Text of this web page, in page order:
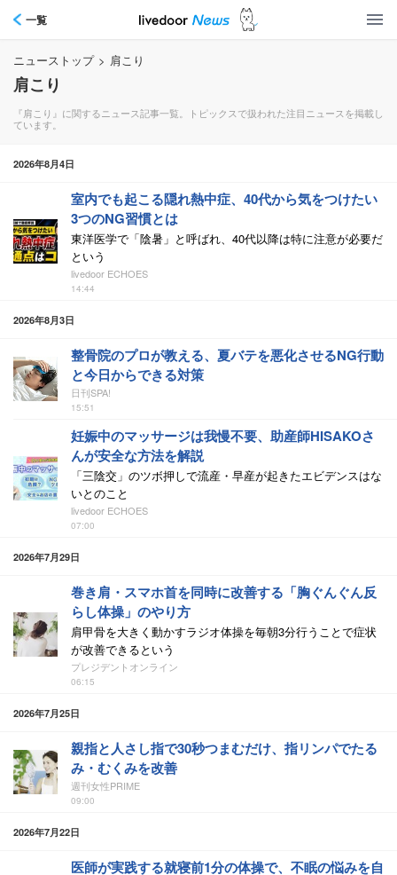
一覧
ニューストップ > 肩こり
肩こり
『肩こり』に関するニュース記事一覧。トピックスで扱われた注目ニュースを掲載し
ています。
2026年8月4日
室内でも起こる隠れ熱中症、40代から気をつけたい
3つのNG習慣とは
東洋医学で「陰暑」と呼ばれ、40代以降は特に注意が必要だ
という
livedoor ECHOES
14:44
2026年8月3日
整骨院のプロが教える、夏バテを悪化させるNG行動
と今日からできる対策
日刊SPA!
15:51
妊娠中のマッサージは我慢不要、助産師HISAKOさ
んが安全な方法を解説
「三陰交」のツボ押しで流産・早産が起きたエビデンスはな
いとのこと
livedoor ECHOES
07:00
2026年7月29日
巻き肩・スマホ首を同時に改善する「胸ぐんぐん反
らし体操」のやり方
肩甲骨を大きく動かすラジオ体操を毎朝3分行うことで症状
が改善できるという
プレジデントオンライン
06:15
2026年7月25日
親指と人さし指で30秒つまむだけ、指リンパでたる
み・むくみを改善
週刊女性PRIME
09:00
2026年7月22日
医師が実践する就寝前1分の体操で、不眠の悩みを自